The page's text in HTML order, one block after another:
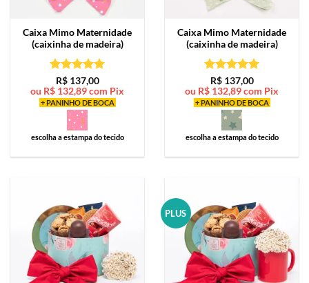
Caixa Mimo Maternidade
(caixinha de madeira)
Avaliação5
de 5
R$137,00
ou R$ 132,89com Pix
+ PANINHO DE BOCA
escolha a estampa do tecido
Caixa Mimo Maternidade
(caixinha de madeira)
Avaliação5
de 5
R$137,00
ou R$ 132,89com Pix
+ PANINHO DE BOCA
escolha a estampa do tecido
PLUS